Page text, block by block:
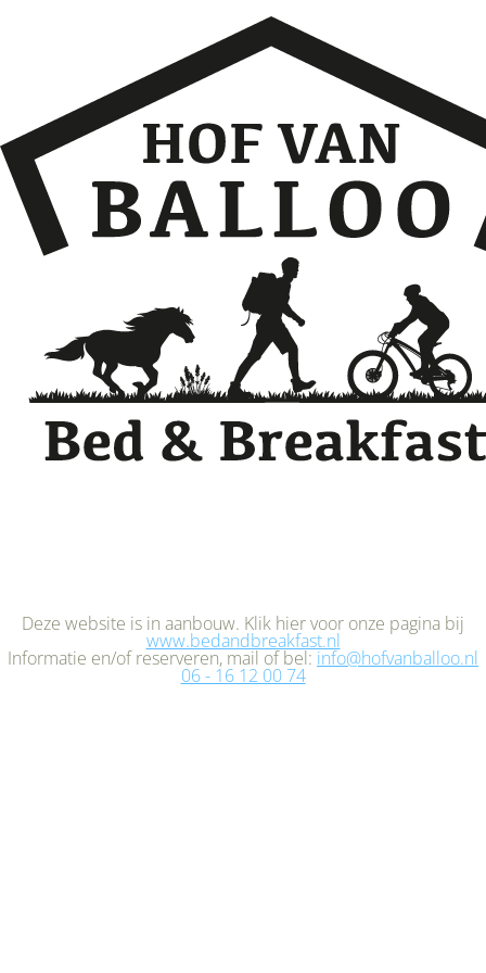
Deze website is in aanbouw. Klik hier voor onze pagina bij
www.bedandbreakfast.nl
Informatie en/of reserveren, mail of bel: info@hofvanballoo.nl
06 - 16 12 00 74